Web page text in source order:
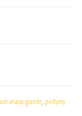
ariana grande, perfumy